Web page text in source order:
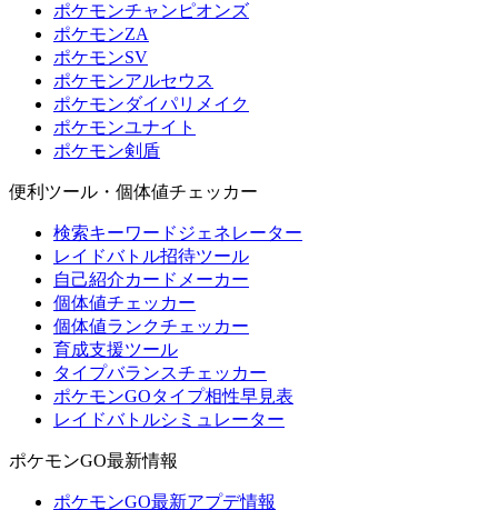
ポケモンチャンピオンズ
ポケモンZA
ポケモンSV
ポケモンアルセウス
ポケモンダイパリメイク
ポケモンユナイト
ポケモン剣盾
便利ツール・個体値チェッカー
検索キーワードジェネレーター
レイドバトル招待ツール
自己紹介カードメーカー
個体値チェッカー
個体値ランクチェッカー
育成支援ツール
タイプバランスチェッカー
ポケモンGOタイプ相性早見表
レイドバトルシミュレーター
ポケモンGO最新情報
ポケモンGO最新アプデ情報